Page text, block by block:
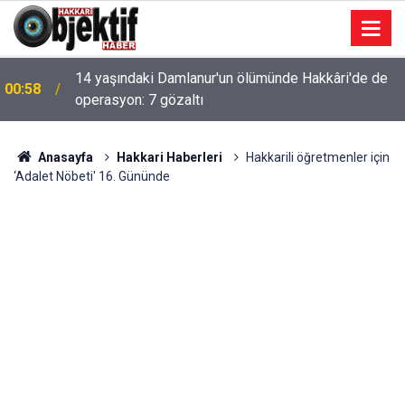
00:58
14 yaşındaki Damlanur'un ölümünde Hakkâri'de de
00:49
Hakkari'de Yaylada süt sağımı sonrası halay
çekerek stres atıyorlar
Anasayfa Hakkari Haberleri
Hakkarili öğretmenler için
‘Adalet Nöbeti' 16. Gününde